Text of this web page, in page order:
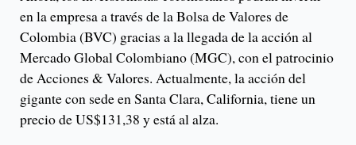
en la empresa a través de la Bolsa de Valores de
Colombia (BVC) gracias a la llegada de la acción al
Mercado Global Colombiano (MGC), con el patrocinio
de Acciones & Valores. Actualmente, la acción del
gigante con sede en Santa Clara, California, tiene un
precio de US$131,38 y está al alza.